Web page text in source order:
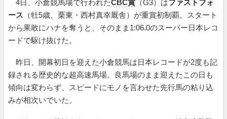
4日、小倉競馬場で行われたCBC賞 （G3）はファストフォ
ース （牡5歳、栗東・西村真幸厩舎）が重賞初制覇。スタート
から果敢にハナを奪うと、そのまま1:06.0のスーパー日本レコ
ードで駆け抜けた。
昨日、開幕初日を迎えた小倉競馬は日本レコードが2度も記
録される歴史的な超高速馬場。良馬場のまま迎えたこの日も
傾向は変わらず、スピードにモノを言わせた先行馬の粘り込
みが相次いでいた。